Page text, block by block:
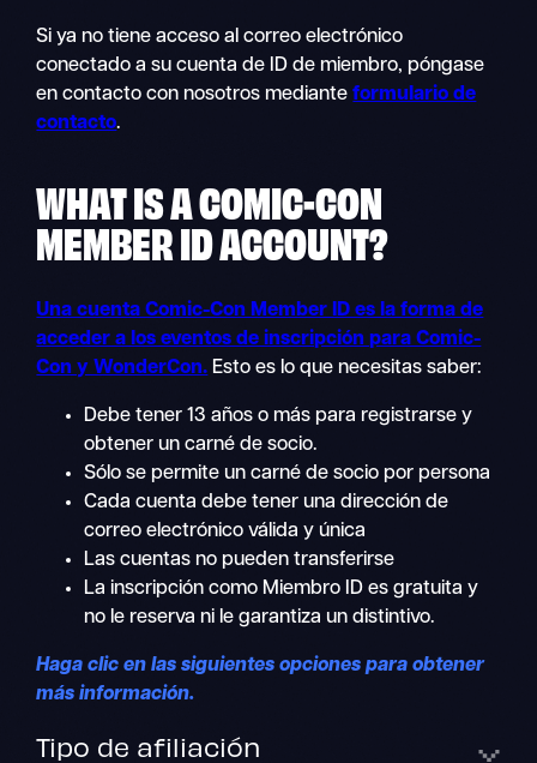
Si ya no tiene acceso al correo electrónico
conectado a su cuenta de ID de miembro, póngase
en contacto con nosotros medianteformulario de
contacto.
WHAT IS A COMIC-CON
MEMBER IDACCOUNT?
Una cuenta Comic-Con Member ID es la forma de
acceder a los eventos de inscripción para Comic-
Con y WonderCon. Esto es lo que necesitas saber:
Debe tener 13 años o más para registrarse y
obtener un carné de socio.
Sólo se permite un carné de socio por persona
Cada cuenta debe tener una dirección de
correo electrónico válida y única
Las cuentas no pueden transferirse
La inscripción como Miembro ID es gratuita y
no le reserva ni le garantiza un distintivo.
Haga clic en las siguientes opciones para obtener
más información.
Tipo de afiliación